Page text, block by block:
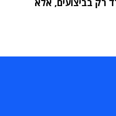
רק בביצועים, אלא